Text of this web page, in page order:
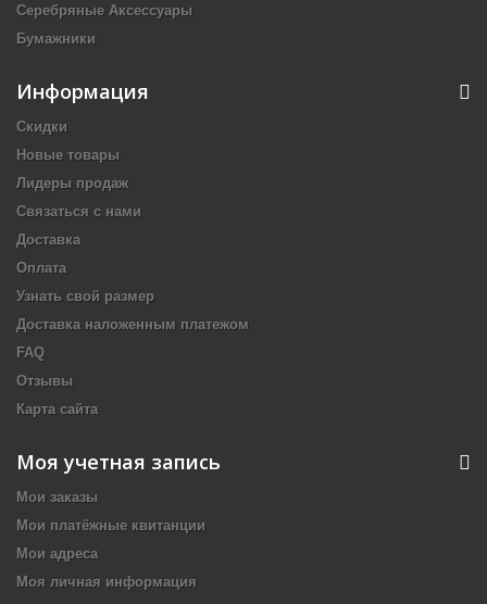
Серебряные Аксессуары
Бумажники
Информация
Скидки
Новые товары
Лидеры продаж
Связаться с нами
Доставка
Оплата
Узнать свой размер
Доставка наложенным платежом
FAQ
Отзывы
Карта сайта
Моя учетная запись
Мои заказы
Мои платёжные квитанции
Мои адреса
Моя личная информация